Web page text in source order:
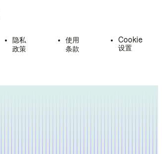
隐私
政策
使用
条款
Cookie
设置